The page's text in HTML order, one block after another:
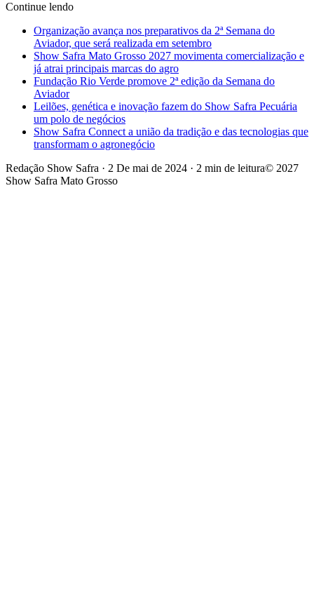
Continue lendo
Organização avança nos preparativos da 2ª Semana do
Aviador, que será realizada em setembro
Show Safra Mato Grosso 2027 movimenta comercialização e
já atrai principais marcas do agro
Fundação Rio Verde promove 2ª edição da Semana do
Aviador
Leilões, genética e inovação fazem do Show Safra Pecuária
um polo de negócios
Show Safra Connect a união da tradição e das tecnologias que
transformam o agronegócio
Redação Show Safra · 2 De mai de 2024 · 2 min de leitura© 2027
Show Safra Mato Grosso